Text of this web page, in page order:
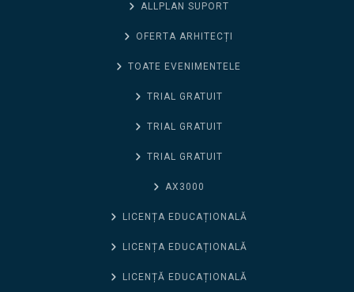
ALLPLAN SUPORT
OFERTA ARHITECȚI
TOATE EVENIMENTELE
TRIAL GRATUIT
TRIAL GRATUIT
TRIAL GRATUIT
AX3000
LICENȚA EDUCAȚIONALĂ
LICENȚA EDUCAȚIONALĂ
LICENȚĂ EDUCAȚIONALĂ